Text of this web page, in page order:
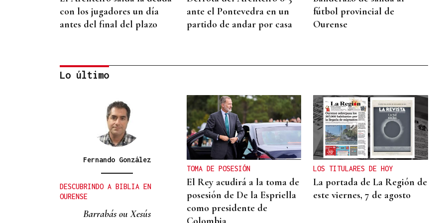
con los jugadores un día
antes del final del plazo
ante el Pontevedra en un
partido de andar por casa
fútbol provincial de
Ourense
CATEGORÍA SUB-10
Soares, del Club Xadrez
Ourense, plata en el
Nacional de rápidas
Lo último
Fernando González
DESCUBRINDO A BIBLIA EN
OURENSE
Barrabás ou Xesús
TOMA DE POSESIÓN
El Rey acudirá a la toma de
posesión de De la Espriella
como presidente de
LOS TITULARES DE HOY
La portada de La Región de
este viernes, 7 de agosto